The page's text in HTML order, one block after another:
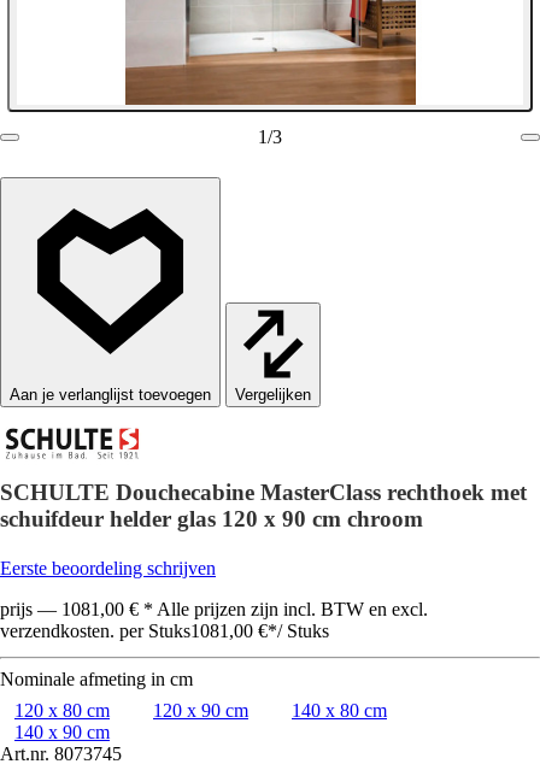
1/3
Vergelijken
SCHULTE Douchecabine MasterClass rechthoek met
schuifdeur helder glas 120 x 90 cm chroom
Eerste beoordeling schrijven
prijs — 1081,00 € * Alle prijzen zijn incl. BTW en excl.
verzendkosten. per Stuks1081,00 €*/ Stuks
Nominale afmeting in cm
120 x 80 cm
120 x 90 cm
140 x 80 cm
140 x 90 cm
Art.nr. 8073745